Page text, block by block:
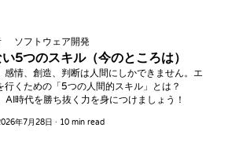
ソフトウェア開発
5つのスキル（今のところは）
感情、創造、判断は人間にしかできません。エ
行くための「5つの人間的スキル」とは？
時代を勝ち抜く力を身につけましょう！
年7月28日 · 10 min read